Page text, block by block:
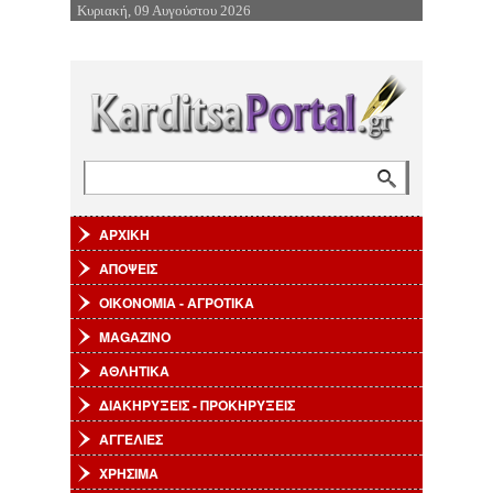
Επιστροφή στην Πλοήγηση
Κυριακή, 09 Αυγούστου 2026
ΑΡΧΙΚΗ
ΑΠΟΨΕΙΣ
ΟΙΚΟΝΟΜΙΑ - ΑΓΡΟΤΙΚΑ
MAGAZINO
ΑΘΛΗΤΙΚΑ
ΔΙΑΚΗΡΥΞΕΙΣ - ΠΡΟΚΗΡΥΞΕΙΣ
ΑΓΓΕΛΙΕΣ
ΧΡΗΣΙΜΑ